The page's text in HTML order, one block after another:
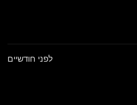
לפני חודשיים